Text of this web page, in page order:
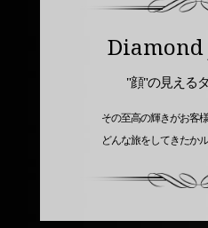
Diamond
"顔"の見える
その至高の輝きがお客
どんな旅をしてきたか